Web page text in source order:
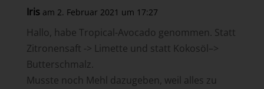
Iris am 2. Februar 2021 um 17:27
Hallo, habe Tropical-Avocado genommen. Statt
Zitronensaft -> Limette und statt Kokosöl–>
Butterschmalz.
Musste noch Mehl dazugeben, weil alles zu